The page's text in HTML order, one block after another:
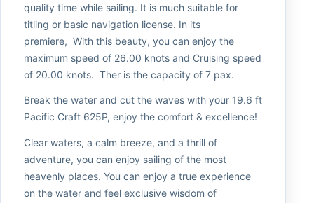
quality time while sailing. It is much suitable for
titling or basic navigation license. In its
premiere, With this beauty, you can enjoy the
maximum speed of 26.00 knots and Cruising speed
of 20.00 knots. Ther is the capacity of 7 pax.
Break the water and cut the waves with your 19.6 ft
Pacific Craft 625P, enjoy the comfort & excellence!
Clear waters, a calm breeze, and a thrill of
adventure, you can enjoy sailing of the most
heavenly places. You can enjoy a true experience
on the water and feel exclusive wisdom of